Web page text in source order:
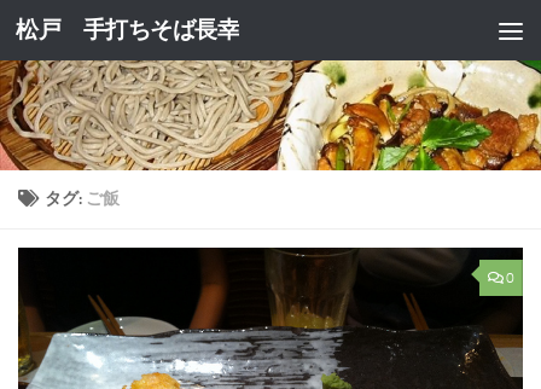
コンテンツへスキップ
松戸 手打ちそば長幸
タグ: ご飯
0